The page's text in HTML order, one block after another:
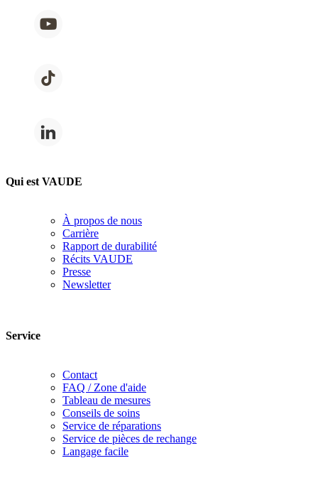
Qui est VAUDE
À propos de nous
Carrière
Rapport de durabilité
Récits VAUDE
Presse
Newsletter
Service
Contact
FAQ / Zone d'aide
Tableau de mesures
Conseils de soins
Service de réparations
Service de pièces de rechange
Langage facile